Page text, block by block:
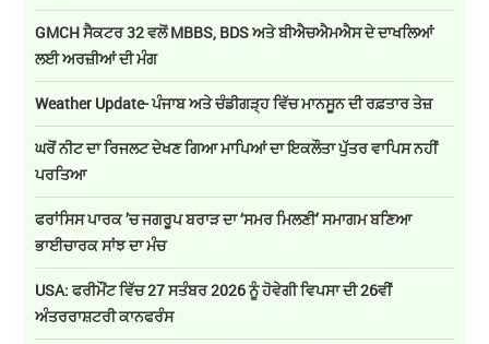
GMCH ਸੈਕਟਰ 32 ਵਲੋਂ MBBS, BDS ਅਤੇ ਬੀਐਚਐਮਐਸ ਦੇ ਦਾਖਲਿਆਂ
ਲਈ ਅਰਜ਼ੀਆਂ ਦੀ ਮੰਗ
Weather Update- ਪੰਜਾਬ ਅਤੇ ਚੰਡੀਗੜ੍ਹ ਵਿੱਚ ਮਾਨਸੂਨ ਦੀ ਰਫ਼ਤਾਰ ਤੇਜ਼
ਘਰੋਂ ਨੀਟ ਦਾ ਰਿਜਲਟ ਦੇਖਣ ਗਿਆ ਮਾਪਿਆਂ ਦਾ ਇਕਲੌਤਾ ਪੁੱਤਰ ਵਾਪਿਸ ਨਹੀਂ
ਪਰਤਿਆ
ਫਰਾਂਸਿਸ ਪਾਰਕ ’ਚ ਜਗਰੂਪ ਬਰਾੜ ਦਾ ‘ਸਮਰ ਮਿਲਣੀ’ ਸਮਾਗਮ ਬਣਿਆ
ਭਾਈਚਾਰਕ ਸਾਂਝ ਦਾ ਮੰਚ
USA: ਫਰੀਮੌਂਟ ਵਿੱਚ 27 ਸਤੰਬਰ 2026 ਨੂੰ ਹੋਵੇਗੀ ਵਿਪਸਾ ਦੀ 26ਵੀਂ
ਅੰਤਰਰਾਸ਼ਟਰੀ ਕਾਨਫਰੰਸ